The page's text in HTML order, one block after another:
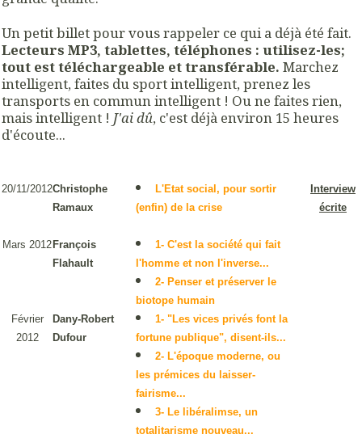
Un petit billet pour vous rappeler ce qui a déjà été fait.
Lecteurs MP3, tablettes, téléphones : utilisez-les;
tout est téléchargeable et transférable. Marchez
intelligent, faites du sport intelligent, prenez les
transports en commun intelligent ! Ou ne faites rien,
mais intelligent ! J'ai dû, c'est déjà environ 15 heures
d'écoute...
20/11/2012Christophe
Ramaux
L'Etat social, pour sortir
(enfin) de la crise
Interview
écrite
Mars 2012 François
Flahault
1- C'est la société qui fait
l'homme et non l'inverse...
2- Penser et préserver le
biotope humain
Février
2012
Dany-Robert
Dufour
1- "Les vices privés font la
fortune publique", disent-ils...
2- L'époque moderne, ou
les prémices du laisser-
fairisme...
3- Le libéralimse, un
totalitarisme nouveau...